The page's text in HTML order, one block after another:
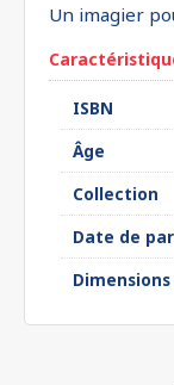
Un imagier
ISBN
Âge
Collection
Date de